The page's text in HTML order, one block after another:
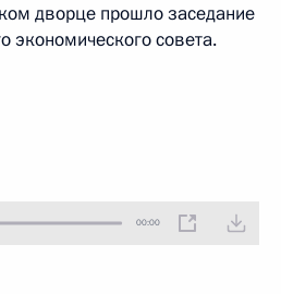
дворце прошло заседание
экономического совета.
00:00